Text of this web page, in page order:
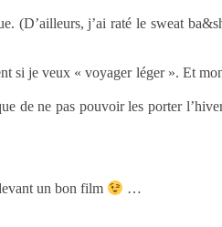
(D’ailleurs, j’ai raté le sweat
si je veux « voyager léger ». Et
de ne pas pouvoir les porter
un bon film …